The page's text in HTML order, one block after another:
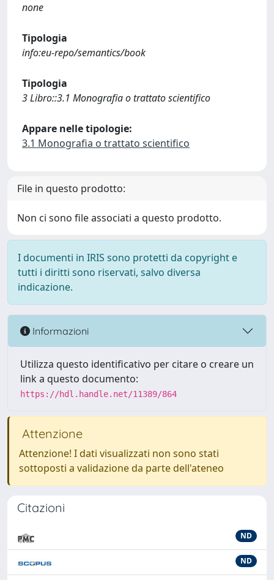
none
Tipologia
info:eu-repo/semantics/book
Tipologia
3 Libro::3.1 Monografia o trattato scientifico
Appare nelle tipologie:
3.1 Monografia o trattato scientifico
File in questo prodotto:
Non ci sono file associati a questo prodotto.
I documenti in IRIS sono protetti da copyright e
tutti i diritti sono riservati, salvo diversa
indicazione.
Informazioni
Utilizza questo identificativo per citare o creare un
link a questo documento:
https://hdl.handle.net/11389/864
Attenzione
Attenzione! I dati visualizzati non sono stati
sottoposti a validazione da parte dell'ateneo
Citazioni
ND
ND